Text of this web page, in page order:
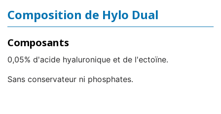
Composition de Hylo Dual
Composants
0,05% d'acide hyaluronique et de l'ectoïne.
Sans conservateur ni phosphates.